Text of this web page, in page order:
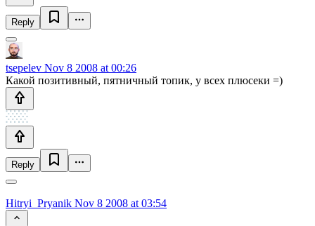
Reply
tsepelev Nov 8 2008 at 00:26
Какой позитивный, пятничный топик, у всех плюсеки =)
Reply
Hitryi_Pryanik Nov 8 2008 at 03:54